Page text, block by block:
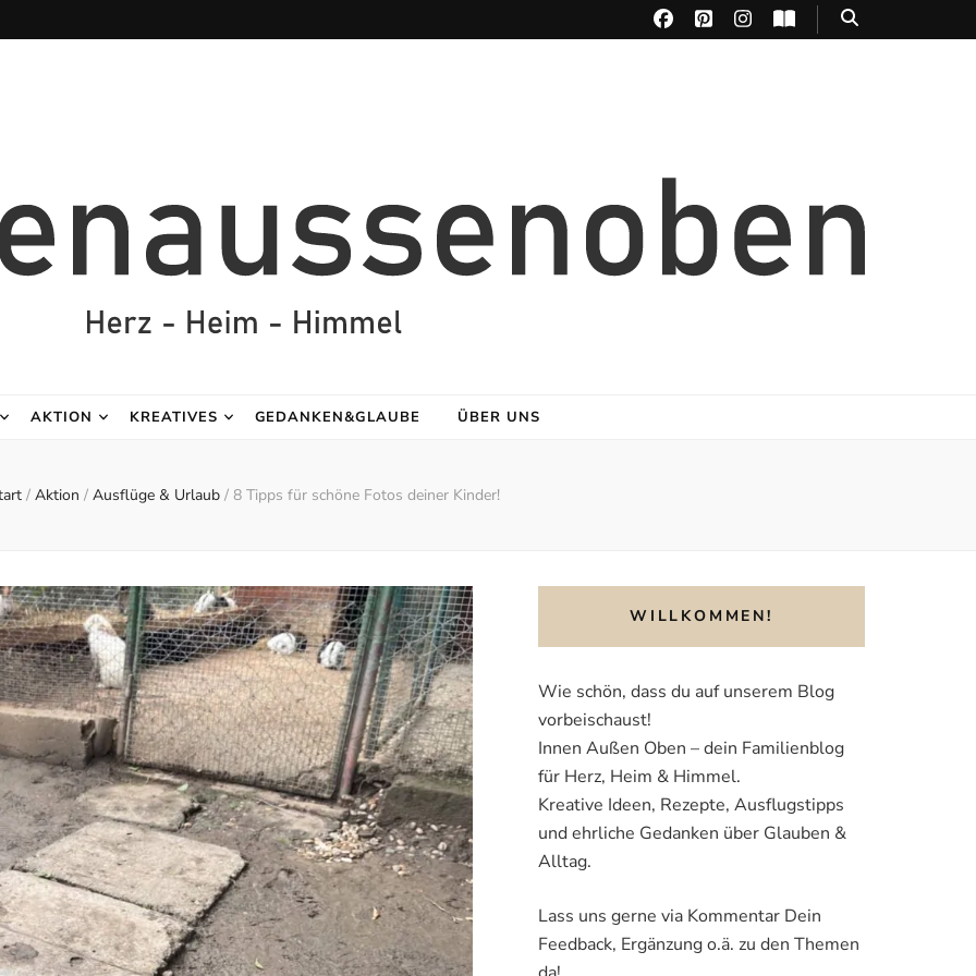
AKTION KREATIVES GEDANKEN&GLAUBE ÜBER UNS
/ Aktion / Ausflüge & Urlaub / 8 Tipps für schöne Fotos deiner Kinder!
WILLKOMMEN!
Wie schön, dass du auf unserem Blog
vorbeischaust!
Innen Außen Oben – dein Familienblog
für Herz, Heim & Himmel.
Kreative Ideen, Rezepte, Ausflugstipps
und ehrliche Gedanken über Glauben &
Alltag.
Lass uns gerne via Kommentar Dein
Feedback, Ergänzung o.ä. zu den Themen